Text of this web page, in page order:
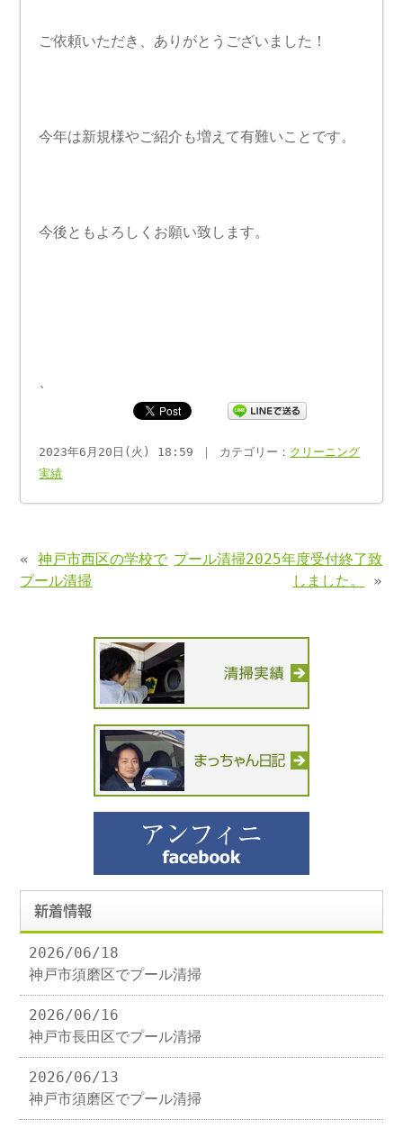
ご依頼いただき、ありがとうございました！
今年は新規様やご紹介も増えて有難いことです。
今後ともよろしくお願い致します。
2023年6月20日(火) 18:59 ｜ カテゴリー： クリーニング
実績
«神戸市西区の学校で
プール清掃
プール清掃2025年度受付終了致
しました。
»
新着情報
2026/06/18
神戸市須磨区でプール清掃
2026/06/16
神戸市長田区でプール清掃
2026/06/13
神戸市須磨区でプール清掃